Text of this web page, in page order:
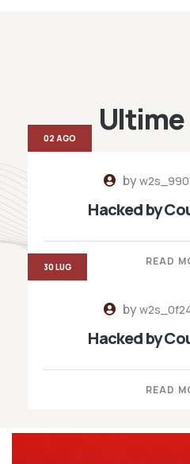
Ultime
by
Hacked by
READ
02 AGO
by
Hacked by
READ
30 LUG